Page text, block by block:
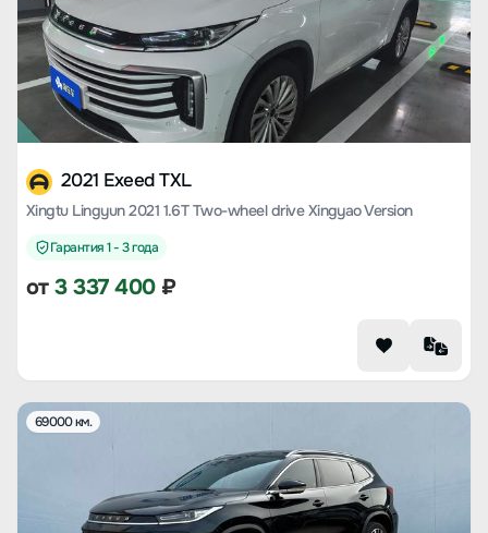
2021 Exeed TXL
Xingtu Lingyun 2021 1.6T Two-wheel drive Xingyao Version
Гарантия 1 - 3 года
от3 337 400₽
69000 км.